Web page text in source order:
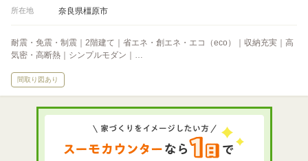
所在地 奈良県橿原市
耐震・免震・制震｜2階建て｜省エネ・創エネ・エコ（eco）｜収納充実｜高
気密・高断熱｜シンプルモダン｜…
間取り図あり